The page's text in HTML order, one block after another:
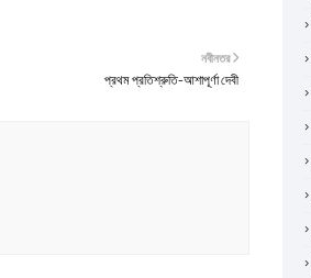
নবীনতর
প্রথম প্রতিশ্রুতি-আশাপূর্ণা দেবী